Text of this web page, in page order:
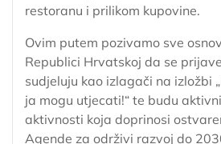
restoranu i prilikom kupovine.
Ovim putem pozivamo sve
Republici Hrvatskoj da se
sudjeluju kao izlagači na izložbi
ja mogu utjecati!“ te budu
aktivnosti koja doprinosi
Agende za održivi razvoj do